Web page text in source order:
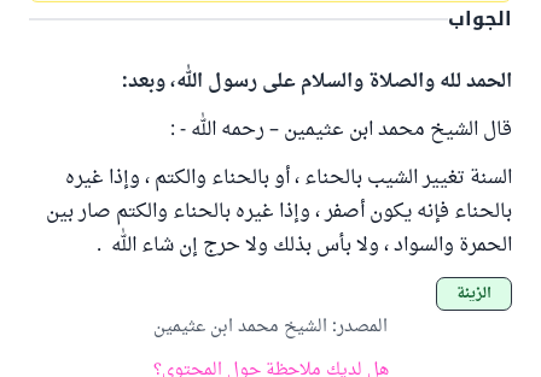
الجواب
الحمد لله والصلاة والسلام على رسول الله، وبعد:
قال الشيخ محمد ابن عثيمين – رحمه الله - :
السنة تغيير الشيب بالحناء ، أو بالحناء والكتم ، وإذا غيره
بالحناء فإنه يكون أصفر ، وإذا غيره بالحناء والكتم صار بين
الحمرة والسواد ، ولا بأس بذلك ولا حرج إن شاء الله .
الزينة
المصدر: الشيخ محمد ابن عثيمين
هل لديك ملاحظة حول المحتوى؟